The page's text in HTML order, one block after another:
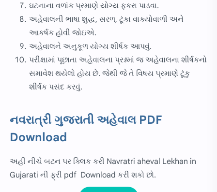
ઘટનાના વળાંક પ્રમાણે યોગ્ય ફકરા પાડવા.
અહેવાલની ભાષા શુદ્ધ, સરળ, ટૂંકા વાક્યોવાળી અને
આકર્ષક હોવી જોઇએ.
અહેવાલને અનુકૂળ યોગ્ય શીર્ષક આપવું.
પરીક્ષામાં પૂછાતા અહેવાલના પ્રશ્નમાં જ અહેવાલના શીર્ષકનો
સમાવેશ થયેલો હોય છે. જેથી જે તે વિષય પ્રમાણે ટૂંકુ
શીર્ષક પસંદ કરવું.
નવરાત્રી ગુજરાતી અહેવાલ PDF
Download
અહીં નીચે બટન પર ક્લિક કરી Navratri aheval Lekhan in
Gujarati ની ફ્રી pdf Download કરી શકો છો.